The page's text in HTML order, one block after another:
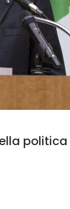
politica